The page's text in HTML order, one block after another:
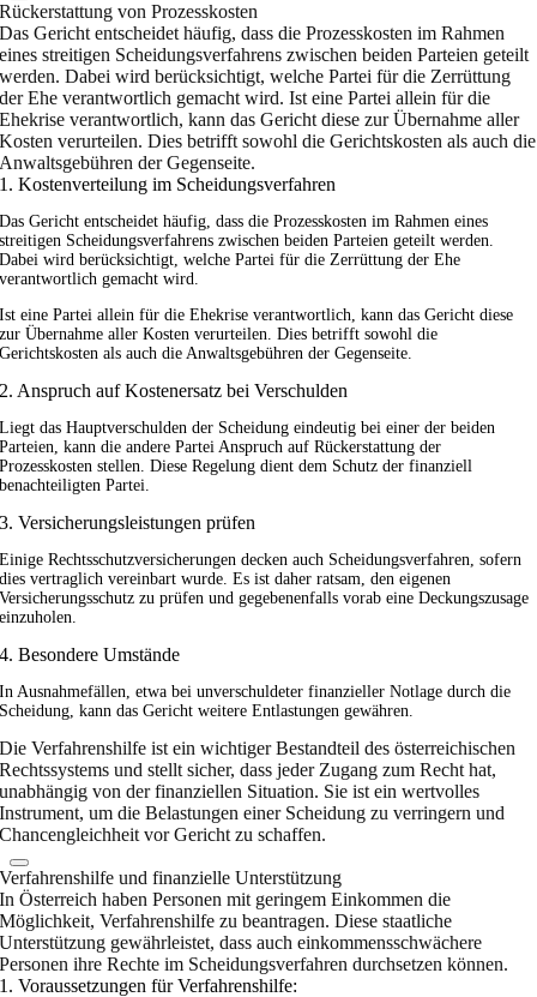
Rückerstattung von Prozesskosten
Das Gericht entscheidet häufig, dass die Prozesskosten im Rahmen
eines streitigen Scheidungsverfahrens zwischen beiden Parteien geteilt
werden. Dabei wird berücksichtigt, welche Partei für die Zerrüttung
der Ehe verantwortlich gemacht wird. Ist eine Partei allein für die
Ehekrise verantwortlich, kann das Gericht diese zur Übernahme aller
Kosten verurteilen. Dies betrifft sowohl die Gerichtskosten als auch die
Anwaltsgebühren der Gegenseite.
1. Kostenverteilung im Scheidungsverfahren
Das Gericht entscheidet häufig, dass die Prozesskosten im Rahmen eines
streitigen Scheidungsverfahrens zwischen beiden Parteien geteilt werden.
Dabei wird berücksichtigt, welche Partei für die Zerrüttung der Ehe
verantwortlich gemacht wird.
Ist eine Partei allein für die Ehekrise verantwortlich, kann das Gericht diese
zur Übernahme aller Kosten verurteilen. Dies betrifft sowohl die
Gerichtskosten als auch die Anwaltsgebühren der Gegenseite.
2. Anspruch auf Kostenersatz bei Verschulden
Liegt das Hauptverschulden der Scheidung eindeutig bei einer der beiden
Parteien, kann die andere Partei Anspruch auf Rückerstattung der
Prozesskosten stellen. Diese Regelung dient dem Schutz der finanziell
benachteiligten Partei.
3. Versicherungsleistungen prüfen
Einige Rechtsschutzversicherungen decken auch Scheidungsverfahren, sofern
dies vertraglich vereinbart wurde. Es ist daher ratsam, den eigenen
Versicherungsschutz zu prüfen und gegebenenfalls vorab eine Deckungszusage
einzuholen.
4. Besondere Umstände
In Ausnahmefällen, etwa bei unverschuldeter finanzieller Notlage durch die
Scheidung, kann das Gericht weitere Entlastungen gewähren.
Die Verfahrenshilfe ist ein wichtiger Bestandteil des österreichischen
Rechtssystems und stellt sicher, dass jeder Zugang zum Recht hat,
unabhängig von der finanziellen Situation. Sie ist ein wertvolles
Instrument, um die Belastungen einer Scheidung zu verringern und
Chancengleichheit vor Gericht zu schaffen.
Verfahrenshilfe und finanzielle Unterstützung
In Österreich haben Personen mit geringem Einkommen die
Möglichkeit, Verfahrenshilfe zu beantragen. Diese staatliche
Unterstützung gewährleistet, dass auch einkommensschwächere
Personen ihre Rechte im Scheidungsverfahren durchsetzen können.
1. Voraussetzungen für Verfahrenshilfe: